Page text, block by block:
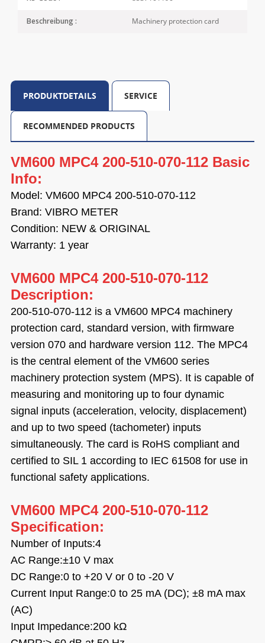
Beschreibung : Machinery protection card
PRODUKTDETAILS SERVICE
RECOMMENDED PRODUCTS
VM600 MPC4 200-510-070-112Basic
Info:
Model: VM600 MPC4 200-510-070-112
Brand: VIBRO METER
Condition: NEW & ORIGINAL
Warranty: 1 year
VM600 MPC4 200-510-070-112
Description:
200-510-070-112 is a VM600 MPC4 machinery
protection card, standard version, with firmware
version 070 and hardware version 112. The MPC4
is the central element of the VM600 series
machinery protection system (MPS). It is capable of
measuring and monitoring up to four dynamic
signal inputs (acceleration, velocity, displacement)
and up to two speed (tachometer) inputs
simultaneously. The card is RoHS compliant and
certified to SIL 1 according to IEC 61508 for use in
functional safety applications.
VM600 MPC4 200-510-070-112
Specification:
Number of Inputs:4
AC Range:±10 V max
DC Range:0 to +20 V or 0 to -20 V
Current Input Range:0 to 25 mA (DC); ±8 mA max
(AC)
Input Impedance:200 kΩ